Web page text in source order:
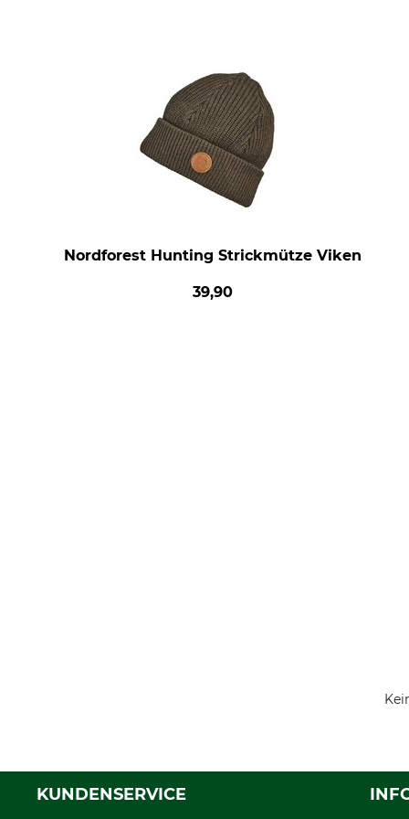
Nordforest Hunting Strickmütze Viken
39,90
KUNDENSERVICE